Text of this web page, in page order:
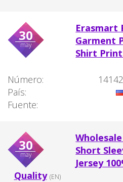
30
may
Erasmart
Garment
Shirt
Número:
País:
Fuente:
30
may
Short
Jersey
Quality (EN)